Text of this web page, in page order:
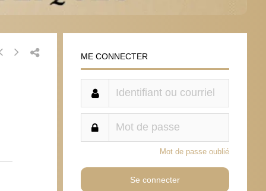
ME CONNECTER
Mot de passe oublié